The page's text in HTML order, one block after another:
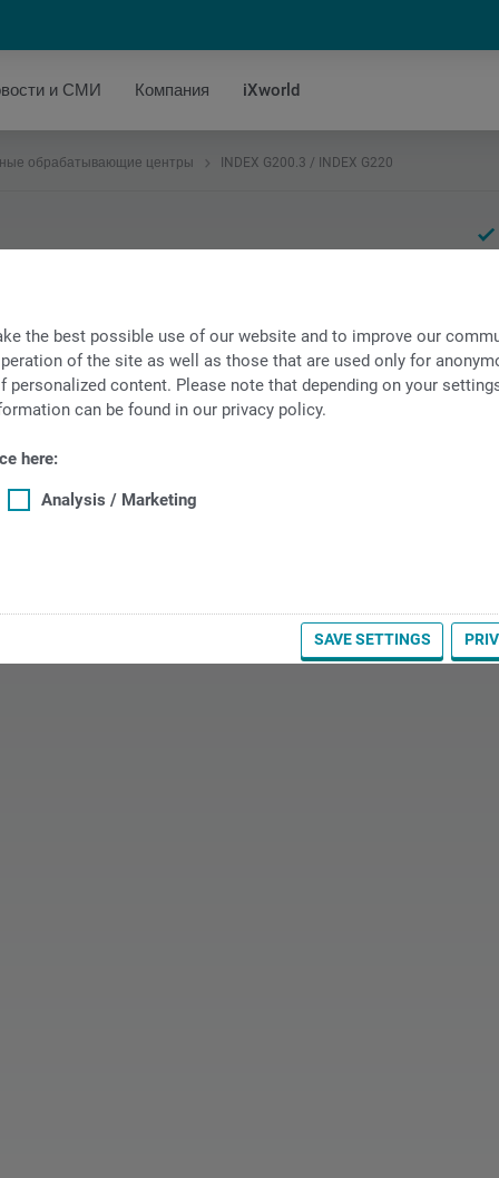
the best possible use of our website and to improve our
of the site as well as those that are used only for
content. Please note that depending on your
can be found in our privacy policy.
here:
Analysis / Marketing
SAVE SETTINGS
и СМИ Компания iXworld
обрабатывающие центры INDEX G200.3 / INDEX G220